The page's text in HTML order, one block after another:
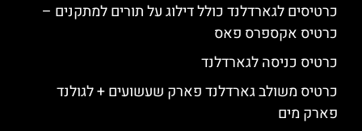
כרטיסים לגארדלנד כולל דילוג על תורים למתקנים –
כרטיס אקספרס פאס
כרטיס כניסה לגארדלנד
כרטיס משולב גארדלנד פארק שעשועים + לגולנד
פארק מים